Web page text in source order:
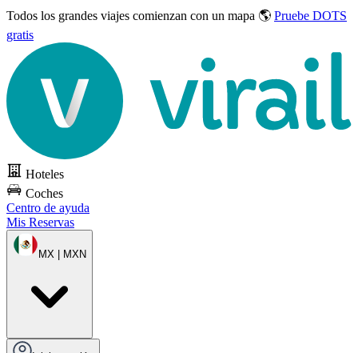
Todos los grandes viajes comienzan con un mapa 🌎 Pruebe DOTS
gratis
Hoteles
Coches
Centro de ayuda
Mis Reservas
MX | MXN